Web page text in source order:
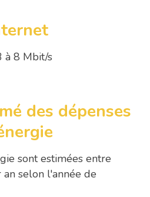
à 8 Mbit/s
des dépenses
sont estimées entre
selon l'année de